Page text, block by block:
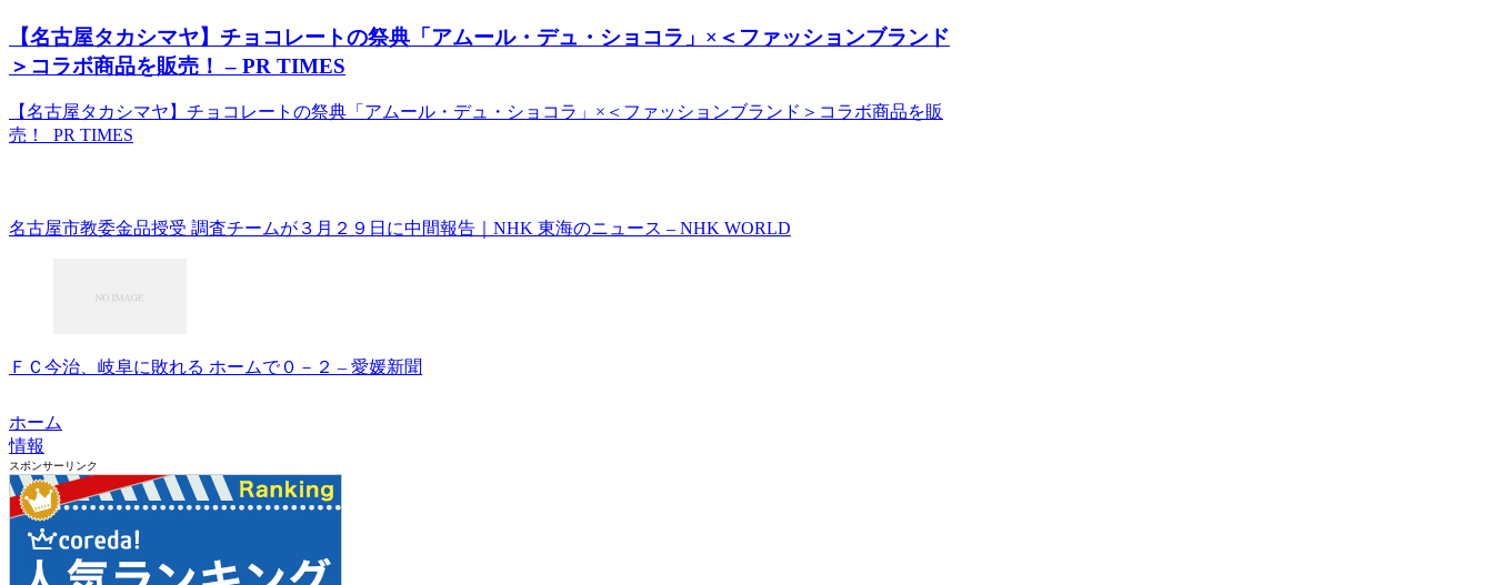
【名古屋タカシマヤ】チョコレートの祭典「アムール・デュ・ショコラ」×＜ファッションブランド
＞コラボ商品を販売！ – PR TIMES
【名古屋タカシマヤ】チョコレートの祭典「アムール・デュ・ショコラ」×＜ファッションブランド＞コラボ商品を販
売！ PR TIMES
名古屋市教委金品授受 調査チームが３月２９日に中間報告｜NHK 東海のニュース – NHK WORLD
ＦＣ今治、岐阜に敗れる ホームで０－２ – 愛媛新聞
ホーム
情報
スポンサーリンク